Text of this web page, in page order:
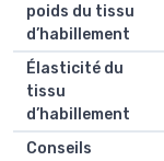
poids du tissu
d’habillement
Élasticité du
tissu
d’habillement
Conseils